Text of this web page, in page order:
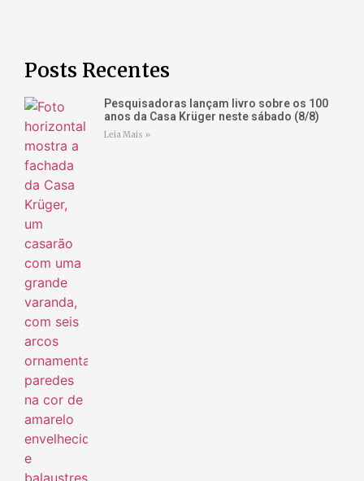
Posts Recentes
Pesquisadoras lançam livro sobre os 100
anos da Casa Krüger neste sábado (8/8)
Leia Mais »